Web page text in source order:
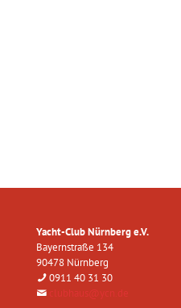
Yacht-Club Nürnberg e.V.
Bayernstraße 134
90478 Nürnberg
0911 40 31 30
clubhaus@ycn.de